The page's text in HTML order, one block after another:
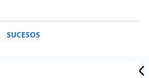
SUCESOS